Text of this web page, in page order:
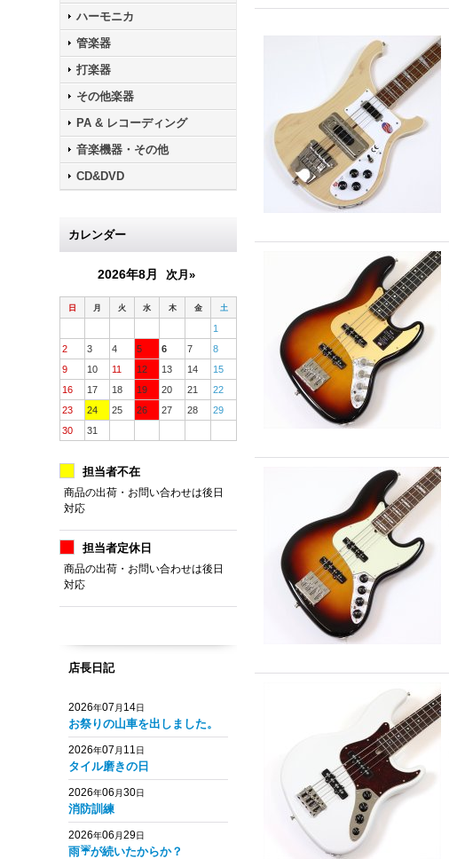
ハーモニカ
管楽器
打楽器
その他楽器
PA & レコーディング
音楽機器・その他
CD&DVD
カレンダー
2026年8月 次月»
日 月 火 水 木 金 土
1
2
3 4 5 6 7
8
9
10 11 12 13 14
15
16
17 18 19 20 21
22
23
24 25 26 27 28
29
30
31
担当者不在
商品の出荷・お問い合わせは後日
対応
担当者定休日
商品の出荷・お問い合わせは後日
対応
店長日記
2026年07 月 14日
お祭りの山車を出しました。
2026年07 月 11日
タイル磨きの日
2026年06 月30日
消防訓練
2026年06 月29日
雨☔️が続いたからか？